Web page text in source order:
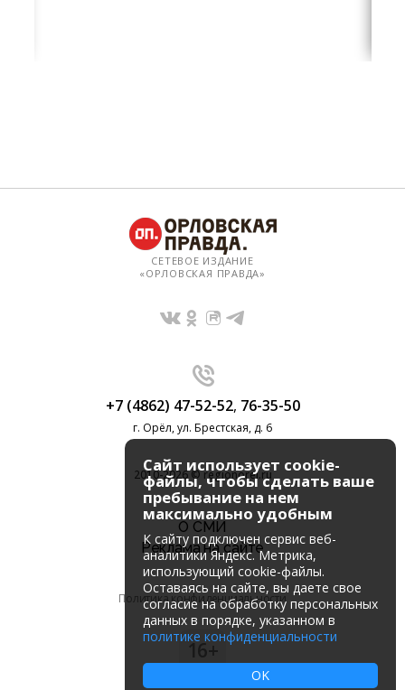
СЕТЕВОЕ ИЗДАНИЕ
«ОРЛОВСКАЯ ПРАВДА»
+7 (4862) 47-52-52, 76-35-50
г. Орёл, ул. Брестская, д. 6
2010-2026 © regionorel.ru
О СМИ
Реклама на сайте
Политика конфиденциальности
16+
Сайт использует cookie-
файлы, чтобы сделать ваше
пребывание на нем
максимально удобным
К cайту подключен сервис веб-
аналитики Яндекс. Метрика,
использующий cookie-файлы.
Оставаясь на сайте, вы даете свое
согласие на обработку персональных
данных в порядке, указанном в
политике конфиденциальности
OK